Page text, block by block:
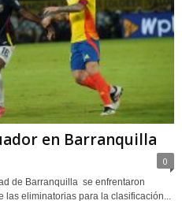
en Barranquilla
0
de Barranquilla se enfrentaron
eliminatorias para la clasificación...